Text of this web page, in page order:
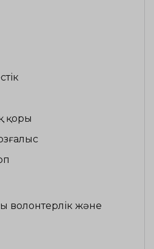
қоры
волонтерлік және